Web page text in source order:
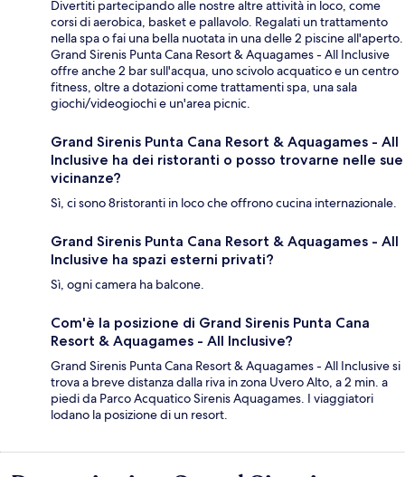
Divertiti partecipando alle nostre altre attività in loco, come
corsi di aerobica, basket e pallavolo. Regalati un trattamento
nella spa o fai una bella nuotata in una delle 2 piscine all'aperto.
Grand Sirenis Punta Cana Resort & Aquagames - All Inclusive
offre anche 2 bar sull'acqua, uno scivolo acquatico e un centro
fitness, oltre a dotazioni come trattamenti spa, una sala
giochi/videogiochi e un'area picnic.
Grand Sirenis Punta Cana Resort & Aquagames - All
Inclusive ha dei ristoranti o posso trovarne nelle sue
vicinanze?
Sì, ci sono 8ristoranti in loco che offrono cucina internazionale.
Grand Sirenis Punta Cana Resort & Aquagames - All
Inclusive ha spazi esterni privati?
Sì, ogni camera ha balcone.
Com'è la posizione di Grand Sirenis Punta Cana
Resort & Aquagames - All Inclusive?
Grand Sirenis Punta Cana Resort & Aquagames - All Inclusive si
trova a breve distanza dalla riva in zona Uvero Alto, a 2 min. a
piedi da Parco Acquatico Sirenis Aquagames. I viaggiatori
lodano la posizione di un resort.